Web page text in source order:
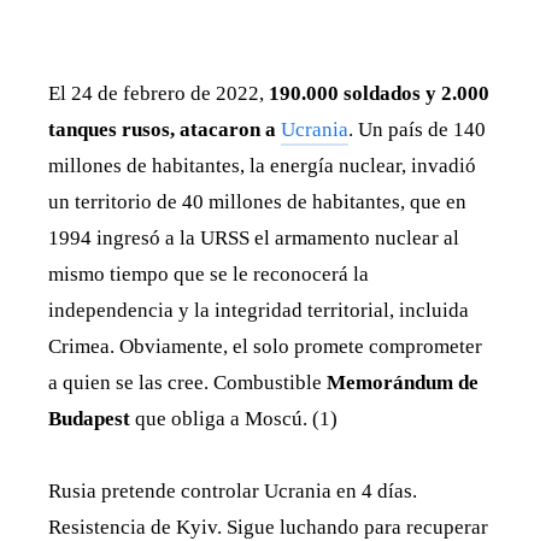
El 24 de febrero de 2022, 190.000 soldados y 2.000
tanques rusos, atacaron a Ucrania. Un país de 140
millones de habitantes, la energía nuclear, invadió
un territorio de 40 millones de habitantes, que en
1994 ingresó a la URSS el armamento nuclear al
mismo tiempo que se le reconocerá la
independencia y la integridad territorial, incluida
Crimea. Obviamente, el solo promete comprometer
a quien se las cree. Combustible Memorándum de
Budapest que obliga a Moscú. (1)
Rusia pretende controlar Ucrania en 4 días.
Resistencia de Kyiv. Sigue luchando para recuperar